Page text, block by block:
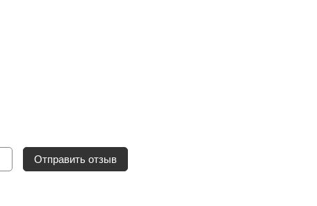
Отправить отзыв